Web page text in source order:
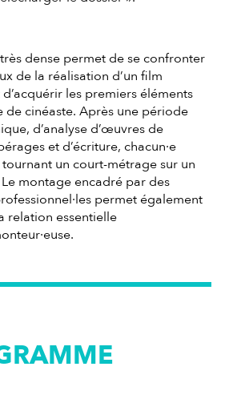
dense permet de se confronter
de la réalisation d’un film
les premiers éléments
de cinéaste. Après une période
d’analyse d’œuvres de
et d’écriture, chacun·e
tournant un court-métrage sur un
montage encadré par des
permet également
relation essentielle